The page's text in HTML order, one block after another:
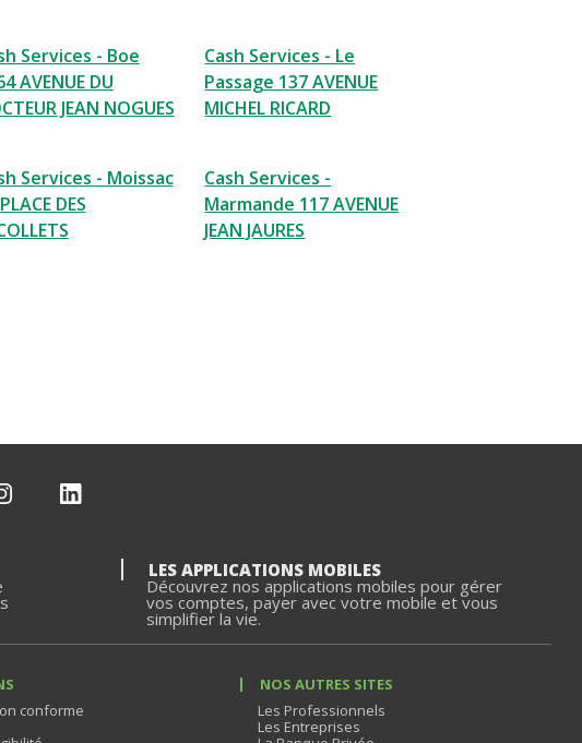
Services - Boe
AVENUE DU
JEAN NOGUES
Cash Services - Le
Passage 137 AVENUE
MICHEL RICARD
Services - Moissac
DES
Cash Services -
Marmande 117 AVENUE
JEAN JAURES
LES APPLICATIONS MOBILES
Découvrez nos applications mobiles pour gérer
vos comptes, payer avec votre mobile et vous
simplifier la vie.
conforme
NOS AUTRES SITES
Les Professionnels
Les Entreprises